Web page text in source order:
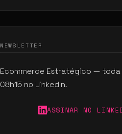
NEWSLETTER
Ecommerce Estratégico —
08h15 no LinkedIn.
ASSINAR NO